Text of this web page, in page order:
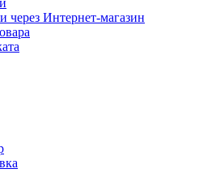
через Интернет-магазин